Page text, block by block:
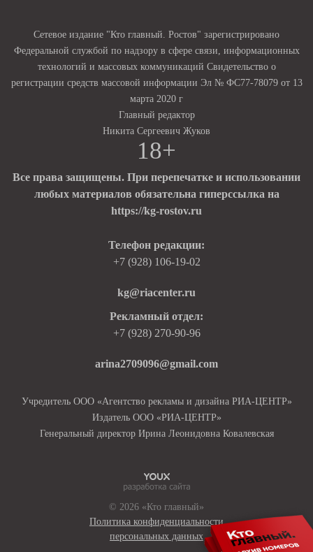
Сетевое издание "Кто главный. Ростов" зарегистрировано
Федеральной службой по надзору в сфере связи, информационных
технологий и массовых коммуникаций Свидетельство о
регистрации средств массовой информации Эл № ФС77-78079 от 13
марта 2020 г
Главный редактор
Никита Сергеевич Жуков
18+
Все права защищены. При перепечатке и использовании
любых материалов обязательна гиперссылка на
https://kg-rostov.ru
Телефон редакции:
+7 (928) 106-19-02
kg@riacenter.ru
Рекламный отдел:
+7 (928) 270-90-96
arina2709096@gmail.com
Учредитель ООО «Агентство рекламы и дизайна РИА-ЦЕНТР»
Издатель ООО «РИА-ЦЕНТР»
Генеральный директор Ирина Леонидовна Ковалевская
© 2026 «Кто главный»
Политика конфиденциальности
персональных данных